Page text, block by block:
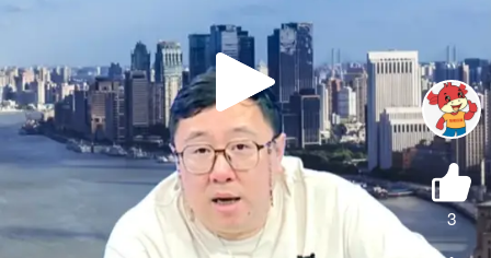
Play
Video
3